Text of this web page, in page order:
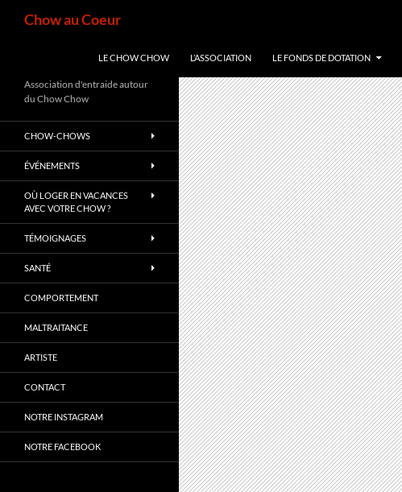
Chow au Coeur
LE CHOW CHOW L’ASSOCIATION LE FONDS DE DOTATION
Association d'entraide autour
du Chow Chow
CHOW-CHOWS
ÉVÉNEMENTS
OÙ LOGER EN VACANCES
AVEC VOTRE CHOW ?
TÉMOIGNAGES
SANTÉ
COMPORTEMENT
MALTRAITANCE
ARTISTE
CONTACT
NOTRE INSTAGRAM
NOTRE FACEBOOK